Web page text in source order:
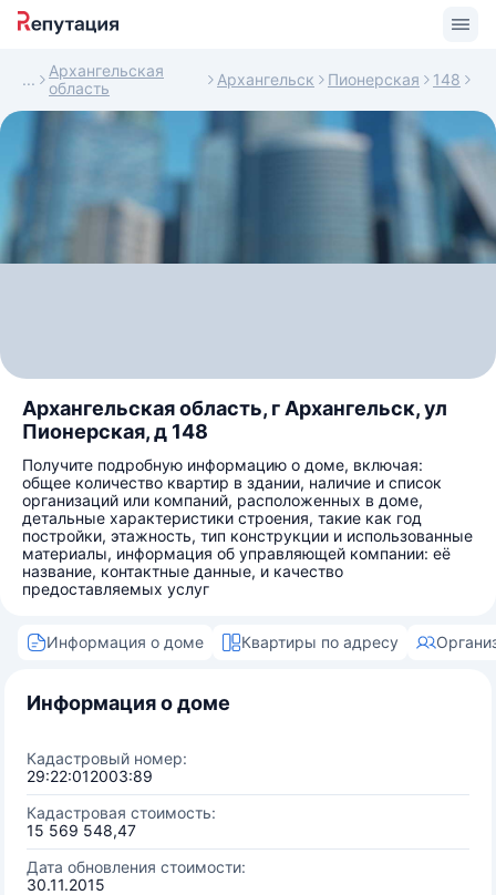
Архангельская
область
Архангельск Пионерская 148
Архангельская область, г Архангельск, ул
Пионерская, д 148
Получите подробную информацию о доме, включая:
общее количество квартир в здании, наличие и список
организаций или компаний, расположенных в доме,
детальные характеристики строения, такие как год
постройки, этажность, тип конструкции и использованные
материалы, информация об управляющей компании: её
название, контактные данные, и качество
предоставляемых услуг
Информация о доме Квартиры по адресу
Информация о доме
Кадастровый номер:
29:22:012003:89
Кадастровая стоимость:
15 569 548,47
Дата обновления стоимости:
30.11.2015